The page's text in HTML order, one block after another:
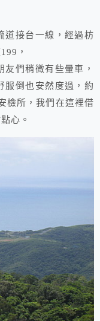
道接台一線，經過枋
，
們稍微有些暈車，
服倒也安然度過，約
檢所，我們在這裡借
心。